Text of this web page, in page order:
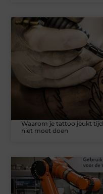
Waarom je tattoo jeukt
niet moet doen